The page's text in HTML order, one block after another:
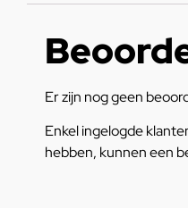
Er zijn nog geen
Enkel ingelogde
hebben, kunnen een